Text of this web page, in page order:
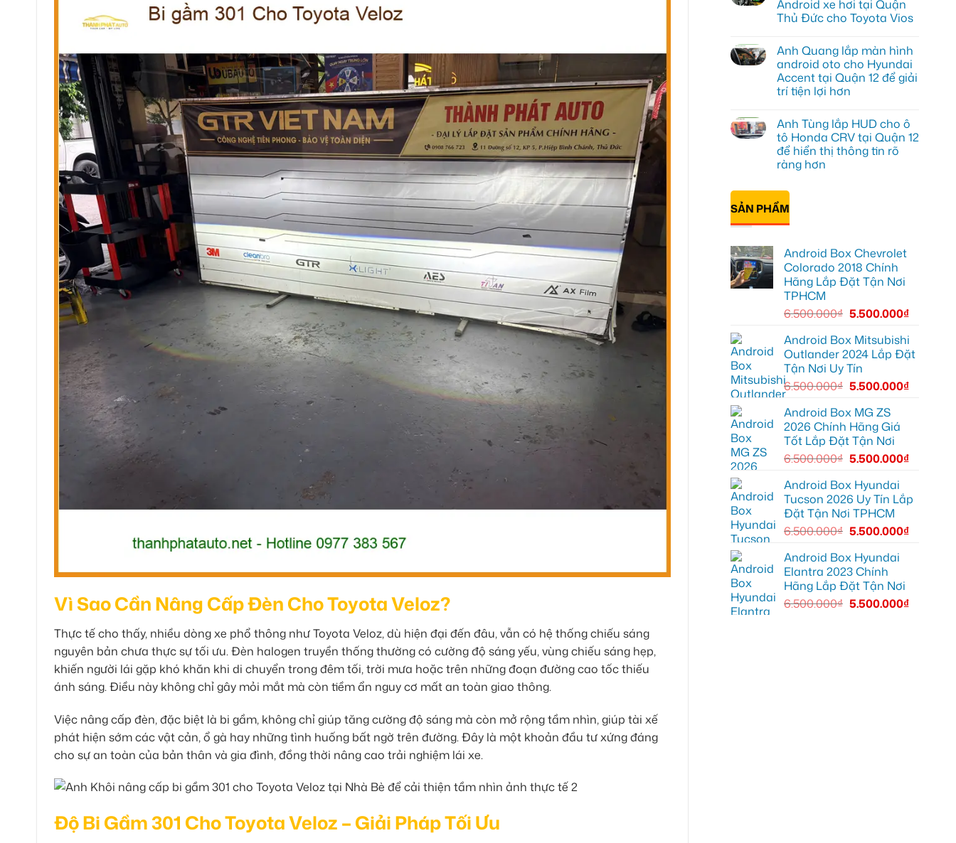
Vì Sao Cần Nâng Cấp Đèn Cho Toyota Veloz?
Thực tế cho thấy, nhiều dòng xe phổ thông như Toyota Veloz, dù hiện đại đến đâu, vẫn có hệ thống chiếu sáng
nguyên bản chưa thực sự tối ưu. Đèn halogen truyền thống thường có cường độ sáng yếu, vùng chiếu sáng hẹp,
khiến người lái gặp khó khăn khi di chuyển trong đêm tối, trời mưa hoặc trên những đoạn đường cao tốc thiếu
ánh sáng. Điều này không chỉ gây mỏi mắt mà còn tiềm ẩn nguy cơ mất an toàn giao thông.
Việc nâng cấp đèn, đặc biệt là bi gầm, không chỉ giúp tăng cường độ sáng mà còn mở rộng tầm nhìn, giúp tài xế
phát hiện sớm các vật cản, ổ gà hay những tình huống bất ngờ trên đường. Đây là một khoản đầu tư xứng đáng
cho sự an toàn của bản thân và gia đình, đồng thời nâng cao trải nghiệm lái xe.
Độ Bi Gầm 301 Cho Toyota Veloz – Giải Pháp Tối Ưu
Quận
Bình
biến
màn
zin
thành
thông
minh
ở
Chị
cấp
Android
box
xe
Geely
EX2
2
biến
màn
zin
thành
Smart
Android xe hơi tại Quận
Thủ Đức cho Toyota Vios
bình
luận
ở
Anh
Duy
lắp
Android
xe
hơi
tại
Quận
Thủ
cho
Vios
Anh Quang lắp màn hình
android oto cho Hyundai
Accent tại Quận 12 để giải
trí tiện lợi hơn
bình
luận
ở
Anh
Quang
lắp
hình
oto
cho
Hyundai
Quận
để
giải
tiện
hơn
Anh Tùng lắp HUD cho ô
tô Honda CRV tại Quận 12
để hiển thị thông tin rõ
ràng hơn
có
luận
ở
Anh
HUD
cho
Honda
CRV
Quận
hiển
thị
thông
rõ
ràng
hơn
SẢN PHẨM
Android Box Chevrolet
Colorado 2018 Chính
Hãng Lắp Đặt Tận Nơi
TPHCM
6.500.000₫ 5.500.000₫
Android Box Mitsubishi
Outlander 2024 Lắp Đặt
Tận Nơi Uy Tín
6.500.000₫ 5.500.000₫
Android Box MG ZS
2026 Chính Hãng Giá
Tốt Lắp Đặt Tận Nơi
6.500.000₫ 5.500.000₫
Android Box Hyundai
Tucson 2026 Uy Tín Lắp
Đặt Tận Nơi TPHCM
6.500.000₫ 5.500.000₫
Android Box Hyundai
Elantra 2023 Chính
Hãng Lắp Đặt Tận Nơi
6.500.000₫ 5.500.000₫